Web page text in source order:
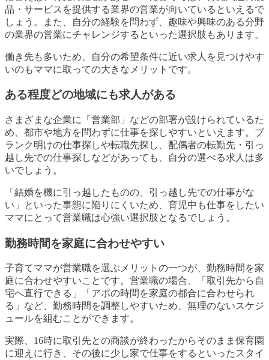
品・サービスを提供する業界の営業が向いているといえるで
しょう。また、自分の経験を問わず、趣味や興味のある分野
の業界の営業にチャレンジするといった選択肢もあります。
働き先も多いため、自分の希望条件に近い求人を見つけやす
いのもママに取っての大きなメリットです。
ある程度どの地域にも求人がある
さまざまな企業に「営業部」などの部署が設けられているた
め、都市や地方を問わずに仕事を探しやすいといえます。ブ
ランク明けの仕事探しや転職先探し、配偶者の転勤先・引っ
越し先での仕事探しなどがあっても、自分の選べる求人は多
いでしょう。
「結婚を機に引っ越したものの、引っ越し先での仕事がな
い」といった事態に陥りにくいため、育児中も仕事をしたい
ママにとって営業職は心強い選択肢となるでしょう。
勤務時間を家庭に合わせやすい
子育てママが営業職を選ぶメリットの一つが、勤務時間を家
庭に合わせやすいことです。営業職の場合、「取引先から自
宅へ直行できる」「アポの時間を家庭の都合に合わせられ
る」など、勤務時間を調整しやすいため、無理のないスケジ
ュールを組むことができます。
実際、16時に取引先との商談が終わったからそのまま保育園
に迎えに行き、その後に少し家で仕事をするといったスタイ